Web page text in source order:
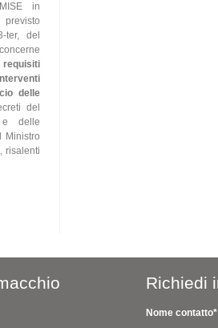
in
ter, del
delle
del
e delle
Ministro
risalenti
Richiedi
Nome